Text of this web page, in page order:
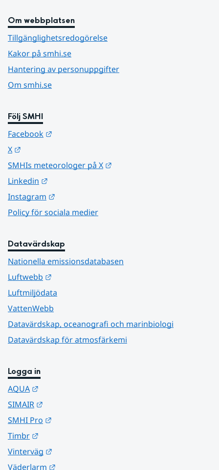
Om webbplatsen
Tillgänglighetsredogörelse
Kakor på smhi.se
Hantering av personuppgifter
Om smhi.se
Följ SMHI
Facebook
X
SMHIs meteorologer på X
Linkedin
Instagram
Policy för sociala medier
Datavärdskap
Nationella emissionsdatabasen
Luftwebb
Luftmiljödata
VattenWebb
Datavärdskap, oceanografi och marinbiologi
Datavärdskap för atmosfärkemi
Logga in
AQUA
SIMAIR
SMHI Pro
Timbr
Vinterväg
Väderlarm